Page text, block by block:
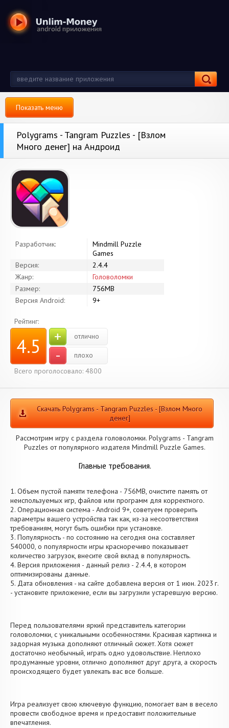
Показать меню
Polygrams - Tangram Puzzles - [Взлом
Много денег] на Андроид
Разработчик:
Mindmill Puzzle
Games
Версия:
2.4.4
Жанр:
Головоломки
Размер:
756MB
Версия Android:
9+
Рейтинг:
4.5 + отлично
-
плохо
Всего проголосовало: 4800
Скачать Polygrams - Tangram Puzzles - [Взлом Много
денег]
Рассмотрим игру с раздела головоломки. Polygrams - Tangram
Puzzles от популярного издателя Mindmill Puzzle Games.
Главные требования.
1. Объем пустой памяти телефона - 756MB, очистите память от
неиспользуемых игр, файлов или программ для корректного.
2. Операционная система - Android 9+, советуем проверить
параметры вашего устройства так как, из-за несоответствия
требованиям, могут быть ошибки при установке.
3. Популярность - по состоянию на сегодня она составляет
540000, о популярности игры красноречиво показывает
количество загрузок, внесите свой вклад в популярность.
4. Версия приложения - данный релиз - 2.4.4, в котором
оптимизированы данные.
5. Дата обновления - на сайте добавлена версия от 1 июн. 2023 г.
- установите приложение, если вы загрузили устаревшую версию.
Перед пользователями яркий представитель категории
головоломки, с уникальными особенностями. Красивая картинка и
задорная музыка дополняют отличный сюжет. Хотя сюжет
достаточно необычный, играть одно удовольствие. Неплохо
продуманные уровни, отлично дополняют друг друга, а скорость
происходящего будет увлекать вас все больше.
Игра реализует свою ключевую функцию, помогает вам в весело
провести свободное время и предоставит положительные
впечатления.